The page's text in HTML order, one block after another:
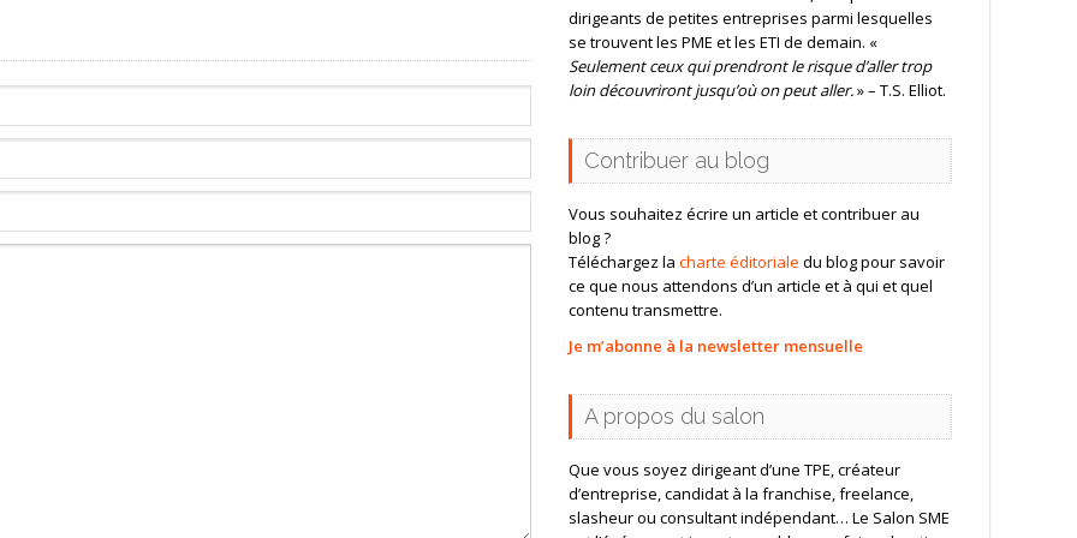
dirigeants de petites entreprises parmi lesquelles
se trouvent les PME et les ETI de demain. «
Seulement ceux qui prendront le risque d’aller trop
loin découvriront jusqu’où on peut aller.» – T.S. Elliot.
Contribuer au blog
Vous souhaitez écrire un article et contribuer au
blog ?
Téléchargez lacharte éditoriale du blog pour savoir
ce que nous attendons d’un article et à qui et quel
contenu transmettre.
Je m’abonne à la newsletter mensuelle
A propos du salon
Que vous soyez dirigeant d’une TPE, créateur
d’entreprise, candidat à la franchise, freelance,
slasheur ou consultant indépendant… Le Salon SME